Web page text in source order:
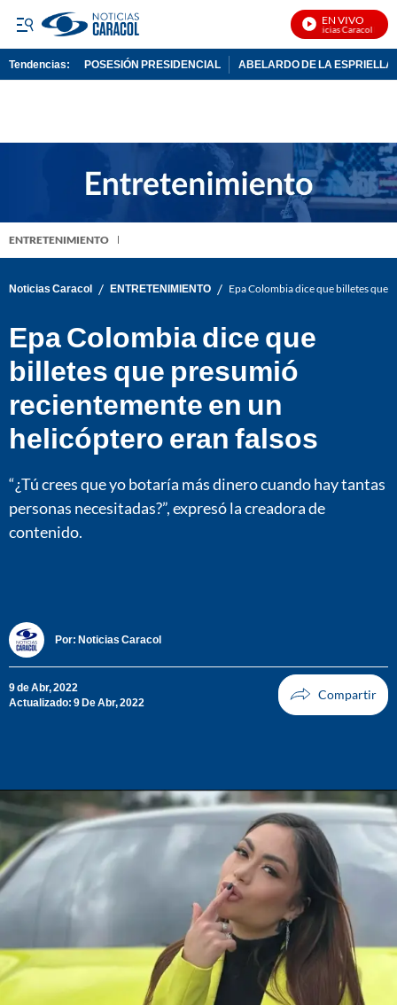
EN VIVO
Noticias Caracol En
Tendencias: POSESIÓN PRESIDENCIAL ABELARDO DE LA ESPRIELLA
ENTRETENIMIENTO
Noticias Caracol / ENTRETENIMIENTO / Epa Colombia dice que billetes que
Epa Colombia dice que
billetes que presumió
recientemente en un
helicóptero eran falsos
“¿Tú crees que yo botaría más dinero cuando hay tantas
personas necesitadas?”, expresó la creadora de
contenido.
Por: Noticias Caracol
9 de Abr, 2022
Actualizado: 9 De Abr, 2022